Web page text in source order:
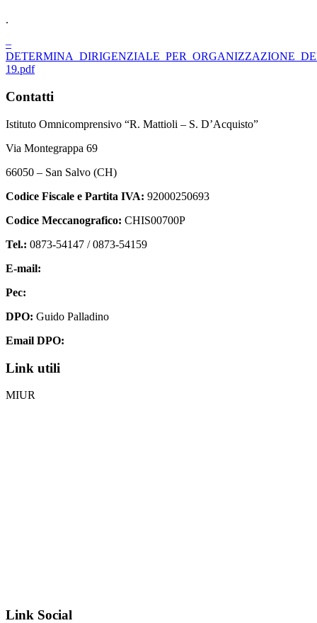
.
–
19.pdf
Contatti
Istituto Omnicomprensivo “R. Mattioli – S. D’Acquisto”
Via Montegrappa 69
66050 – San Salvo (CH)
Codice Fiscale e Partita IVA: 92000250693
Codice Meccanografico: CHIS00700P
Tel.: 0873-54147 /0873-54159
E-mail:
Pec:
DPO: Guido Palladino
Email DPO:
Link utili
MIUR
Link Social